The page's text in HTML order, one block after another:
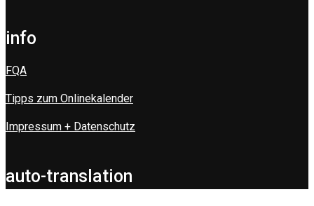
info
FQA
Tipps zum Onlinekalender
Impressum + Datenschutz
auto-translation